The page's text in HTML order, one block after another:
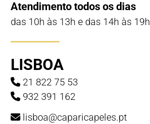
Atendimento todos os dias
das 10h às 13h e das 14h às 19h
LISBOA
21 822 75 53
932 391 162
lisboa@caparicapeles.pt